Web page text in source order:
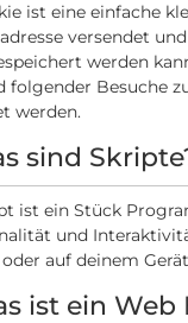
ist eine einfache
versendet
werden
folgender Besuche
werden.
sind
ist ein Stück
und
auf deinem
ist ein Web